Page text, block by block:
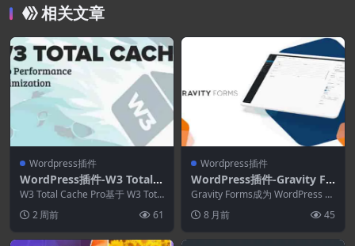
相关文章
Wordpress插件
WordPress插件-W3 Total C
ache Pro 2.10.2-WordPres
s缓存插件
W3 Total Cache Pro基于 W3 Tota
2 周前 61
Wordpress插件
WordPress插件-Gravity Fo
rms 2.9.24.1–WordPress表
单插件
Gravity Forms成为 WordPress Fo
8 月前 45